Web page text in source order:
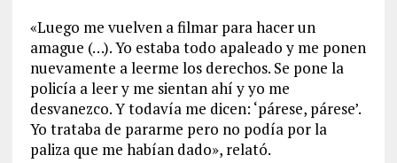
«Luego me vuelven a filmar para hacer un
amague (…). Yo estaba todo apaleado y me ponen
nuevamente a leerme los derechos. Se pone la
policía a leer y me sientan ahí y yo me
desvanezco. Y todavía me dicen: ‘párese, párese’.
Yo trataba de pararme pero no podía por la
paliza que me habían dado», relató.